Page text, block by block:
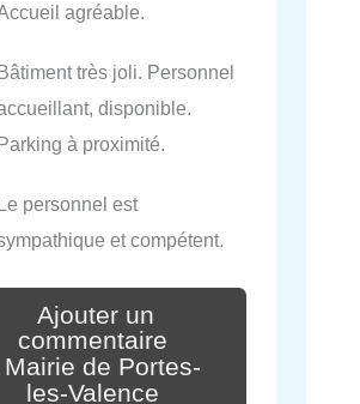
agréable.
très joli. Personnel
disponible.
à proximité.
personnel est
et compétent.
Ajouter un
commentaire
Mairie de Portes-
les-Valence